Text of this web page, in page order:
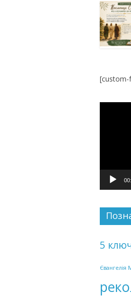
[custom-
5
Євангелія